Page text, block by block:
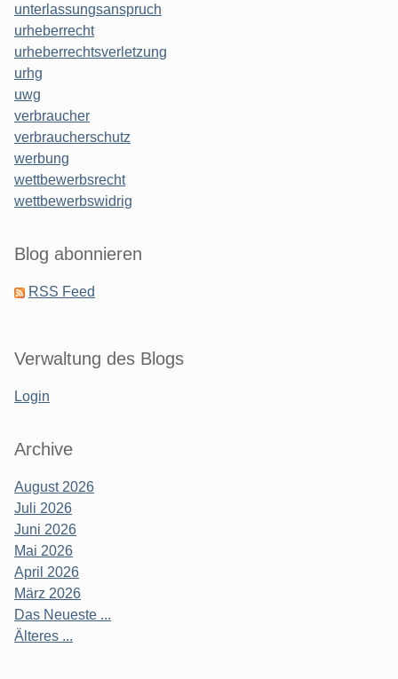
unterlassungsanspruch
urheberrecht
urheberrechtsverletzung
urhg
uwg
verbraucher
verbraucherschutz
werbung
wettbewerbsrecht
wettbewerbswidrig
Blog abonnieren
RSS Feed
Verwaltung des Blogs
Login
Archive
August 2026
Juli 2026
Juni 2026
Mai 2026
April 2026
März 2026
Das Neueste ...
Älteres ...